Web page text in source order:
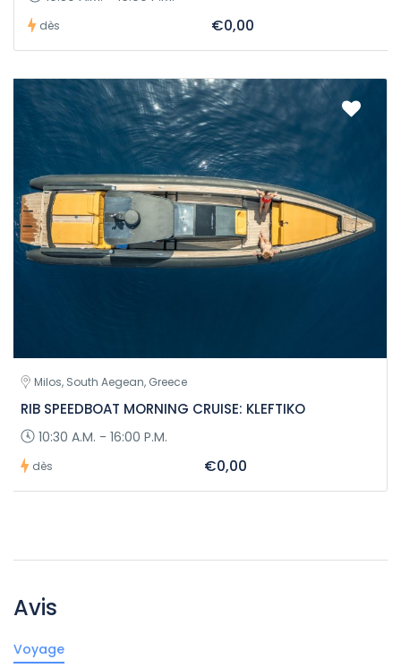
dès €0,00
Milos, South Aegean, Greece
RIB SPEEDBOAT MORNING CRUISE: KLEFTIKO
10:30 A.M. - 16:00 P.M.
dès €0,00
Avis
Voyage